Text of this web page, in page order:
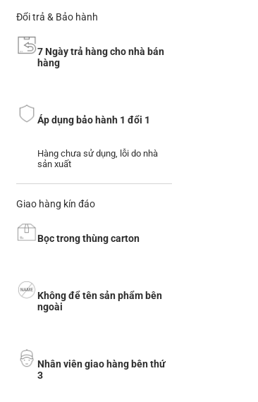
Đổi trả & Bảo hành
7 Ngày trả hàng cho nhà bán
hàng
Áp dụng bảo hành 1 đổi 1
Hàng chưa sử dụng, lỗi do nhà
sản xuất
Giao hàng kín đáo
Bọc trong thùng carton
Không để tên sản phẩm bên
ngoài
Nhân viên giao hàng bên thứ
3